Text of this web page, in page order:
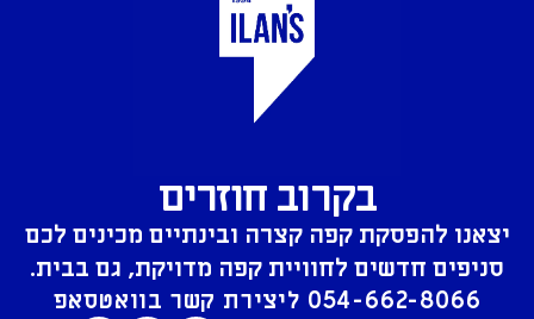
בקרוב חוזרים
יצאנו להפסקת קפה קצרה ובינתיים מכינים לכם
סניפים חדשים לחוויית קפה מדויקת, גם בבית.
054-662-8066